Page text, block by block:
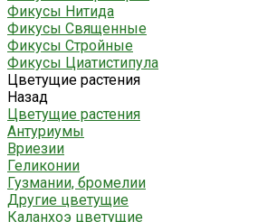
Фикусы Нитида
Фикусы Священные
Фикусы Стройные
Фикусы Циатистипула
Цветущие растения
Назад
Цветущие растения
Антуриумы
Вриезии
Геликонии
Гузмании, бромелии
Другие цветущие
Каланхоэ цветущие